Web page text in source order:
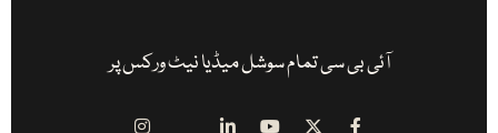
آئی بی سی تمام سوشل میڈیا نیٹ ورکس پر